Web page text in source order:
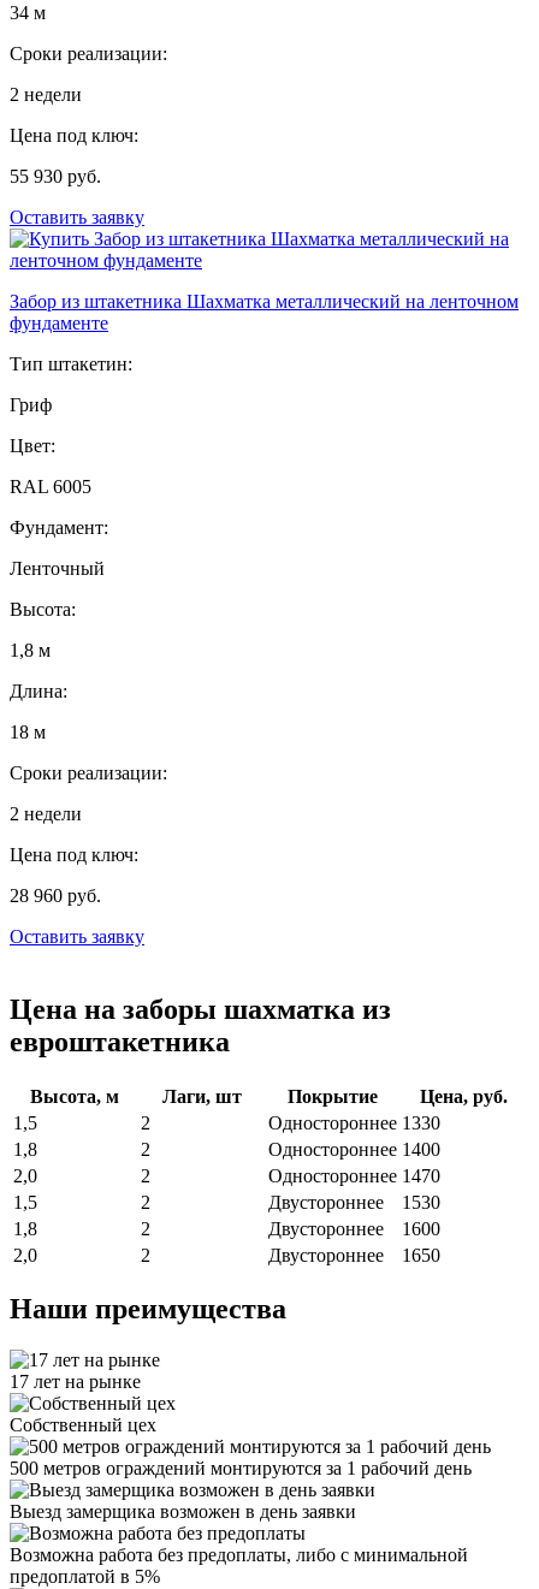
34 м
Сроки реализации:
2 недели
Цена под ключ:
55 930 руб.
Оставить заявку
Забор из штакетника Шахматка металлический на ленточном
фундаменте
Тип штакетин:
Гриф
Цвет:
RAL 6005
Фундамент:
Ленточный
Высота:
1,8 м
Длина:
18 м
Сроки реализации:
2 недели
Цена под ключ:
28 960 руб.
Оставить заявку
Цена на заборы шахматка из
евроштакетника
Высота, м Лаги, шт Покрытие
Цена, руб.
1,5
2 Одностороннее 1330
1,8
2 Одностороннее 1400
2,0
2 Одностороннее 1470
1,5
2 Двустороннее
1530
1,8
2 Двустороннее
1600
2,0
2 Двустороннее 1650
Наши преимущества
17 лет на рынке
Собственный цех
500 метров ограждений монтируются за 1 рабочий день
Выезд замерщика возможен в день заявки
Возможна работа без предоплаты, либо с минимальной
предоплатой в 5%